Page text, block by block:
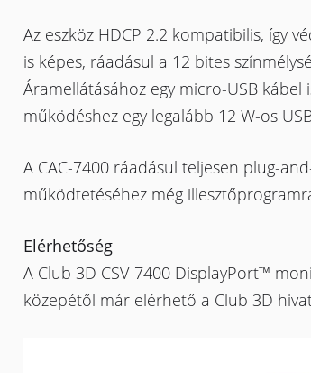
Az eszköz HDCP 2.2 kompatibilis, így
is képes, ráadásul a 12 bites
Áramellátásához egy micro-USB kábel
működéshez egy legalább 12 W-os
A CAC-7400 ráadásul teljesen plug-
működtetéséhez még
Elérhetőség
A Club 3D CSV-7400 DisplayPort™
közepétől már elérhető a Club 3D